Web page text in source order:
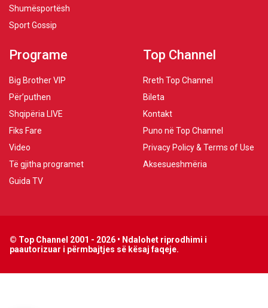
Shumësportësh
Sport Gossip
Programe
Big Brother VIP
Për’puthen
Shqipëria LIVE
Fiks Fare
Video
Të gjitha programet
Guida TV
Top Channel
Rreth Top Channel
Bileta
Kontakt
Puno në Top Channel
Privacy Policy & Terms of Use
Aksesueshmëria
© Top Channel 2001 - 2026 • Ndalohet riprodhimi i
paautorizuar i përmbajtjes së kësaj faqeje.